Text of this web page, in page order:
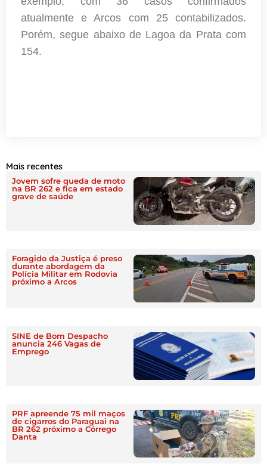
atualmente e Arcos com 25 contabilizados.
Porém, segue abaixo de Lagoa da Prata com
154.
Mais recentes
Jovem sofre queda de moto
na BR 262 e fica em estado
grave de saúde
Foragido da Justiça é preso
durante abordagem da
Polícia Militar em Rodovia
próximo a Arcos
SINE de Bom Despacho
anuncia 246 Vagas de
Emprego
PRF apreende 75 mil maços
de cigarros do Paraguai na
BR 262 próximo a Córrego
Danta